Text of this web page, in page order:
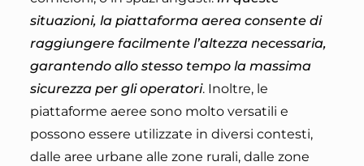
situazioni, la piattaforma aerea consente di
raggiungere facilmente l’altezza necessaria,
garantendo allo stesso tempo la massima
sicurezza per gli operatori. Inoltre, le
piattaforme aeree sono molto versatili e
possono essere utilizzate in diversi contesti,
dalle aree urbane alle zone rurali, dalle zone